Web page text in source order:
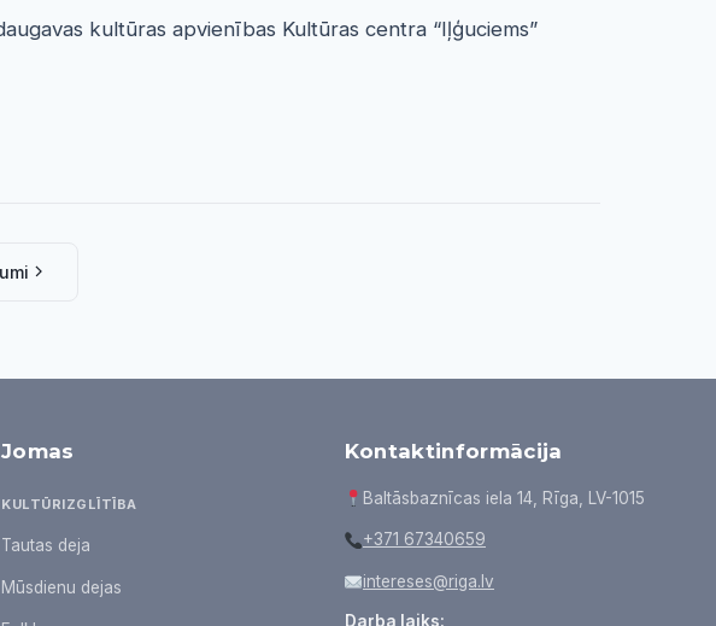
kultūras apvienības Kultūras centra “Iļģuciems”
Jomas
KULTŪRIZGLĪTĪBA
Tautas deja
Mūsdienu dejas
Kontaktinformācija
Baltāsbaznīcas iela 14, Rīga, LV-1015
+371 67340659
intereses@riga.lv
Darba laiks: